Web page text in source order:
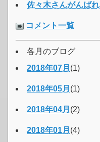
佐々木さんがんばれ
コメント一覧
各月のブログ
2018年07月 (1)
2018年05月 (1)
2018年04月 (2)
2018年01月 (4)